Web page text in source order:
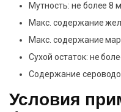
Мутность: не более 8
Макс. содержание
Макс. содержание
Сухой остаток: не
Содержание
Условия